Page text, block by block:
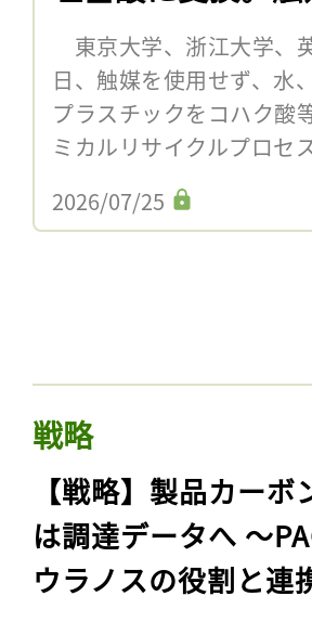
東京大学、浙江大学、
日、触媒を使用せず、水
プラスチックをコハク酸
ミカルリサイクルプロセ
2026/07/25
戦略
【戦略】製品カー
は調達データへ 〜
ウラノスの役割と連